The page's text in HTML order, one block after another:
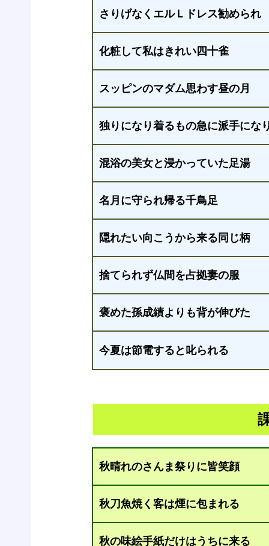
さりげなくエルＬドレス勧められ
化粧して私はきれい四十雀
スッピンのマダム思わす昼の月
独りになり着るもの急に派手にな
混浴の美女と浸かっていた足湯
名月に守られ帰る千鳥足
隠れたい向こうから来る同じ柄
捨てられず仏間を占拠妻の服
褒めた孫成績よりも背が伸びた
今夏は節電すると叱られる
秋晴れのさんま祭りに皆笑顔
秋刀魚焼く客は煙に包まれる
秋の味絵手紙だけはうちに来る